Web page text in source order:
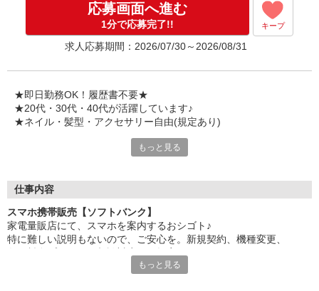
゜+゜・。○。・゜+゜・。○。・゜+゜
入社祝い金10万円支給(規定有)
インセンティブ支給(規定有)
゜・。○。・゜+゜・。○。・゜+゜
応募画面へ進む
1分で応募完了!! キープ
求人応募期間：2026/07/30～2026/08/31
★即日勤務OK！履歴書不要★
★20代・30代・40代が活躍しています♪
★ネイル・髪型・アクセサリー自由(規定あり)
各キャリアの新機種が特別価格で購入OK！！
特別割引価格でご利用可能☆☆
お得に過ごしたいあなたの味方です♪
【選べるお仕事いろいろ】
もっと見る
仕事内容
スマホ携帯販売【ソフトバンク】
家電量販店にて、スマホを案内するおシゴト♪
特に難しい説明もないので、ご安心を。新規契約、機種変更、
もっと見る